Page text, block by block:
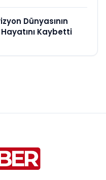
Dünyasının
Kaybetti